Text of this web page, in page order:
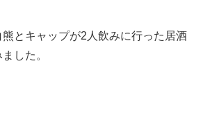
とキャップが2人飲みに行った居酒
した。